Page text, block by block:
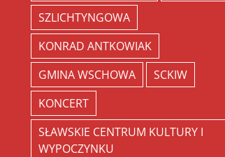
SZLICHTYNGOWA
KONRAD ANTKOWIAK
GMINA WSCHOWA
SCKIW
KONCERT
SŁAWSKIE CENTRUM KULTURY I
WYPOCZYNKU